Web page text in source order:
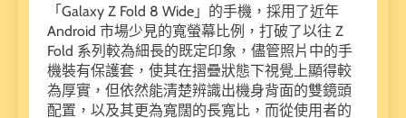
「Galaxy Z Fold 8 Wide」的手機，採用了近年
Android 市場少見的寬螢幕比例，打破了以往 Z
Fold 系列較為細長的既定印象，儘管照片中的手
機裝有保護套，使其在摺疊狀態下視覺上顯得較
為厚實，但依然能清楚辨識出機身背面的雙鏡頭
配置，以及其更為寬闊的長寬比，而從使用者的